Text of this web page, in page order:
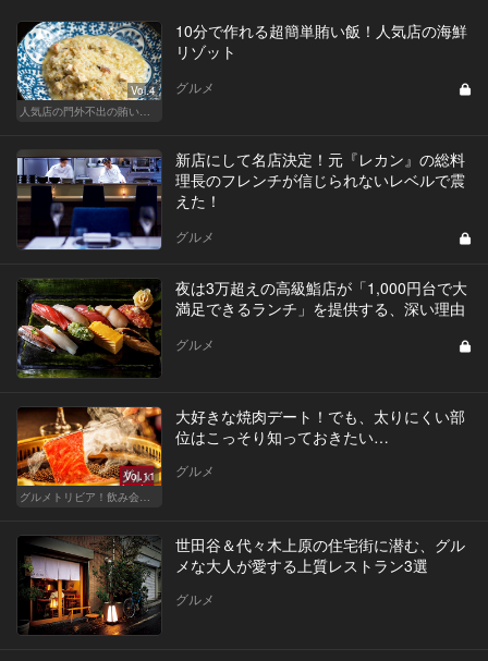
Vol.4
人気店の門外不出の賄いレシピ
10分で作れる超簡単賄い飯！人気店の海鮮
リゾット
グルメ
新店にして名店決定！元『レカン』の総料
理長のフレンチが信じられないレベルで震
えた！
グルメ
夜は3万超えの高級鮨店が「1,000円台で大
満足できるランチ」を提供する、深い理由
グルメ
Vol.11
グルメトリビア！飲み会やデートで会話のネタになるQ＆A
大好きな焼肉デート！でも、太りにくい部
位はこっそり知っておきたい…
グルメ
世田谷＆代々木上原の住宅街に潜む、グル
メな大人が愛する上質レストラン3選
グルメ